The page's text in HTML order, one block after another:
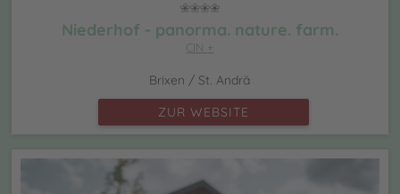
Niederhof - panorma. nature. farm.
CIN +
Brixen / St. Andrä
ZUR WEBSITE